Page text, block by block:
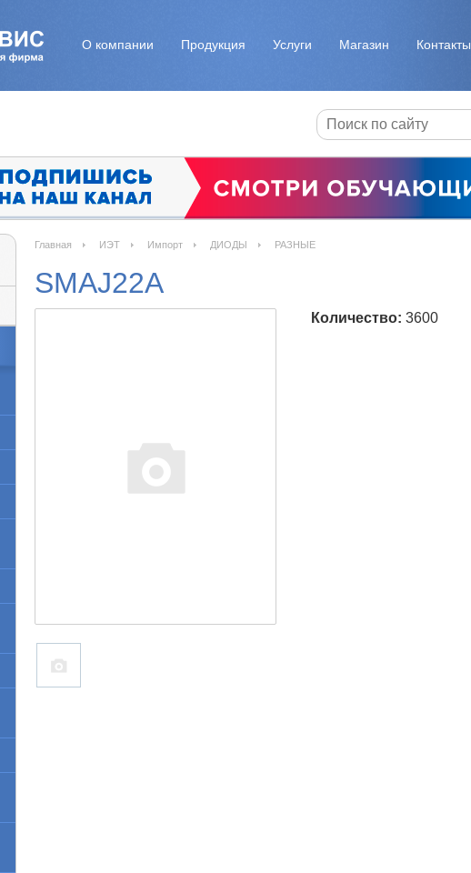
О компании Продукция Услуги Магазин Контакты
Главная ИЭТ Импорт ДИОДЫ РАЗНЫЕ
SMAJ22A
Количество: 3600